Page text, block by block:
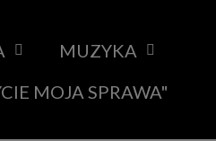
MUZYKA
MOJA SPRAWA"